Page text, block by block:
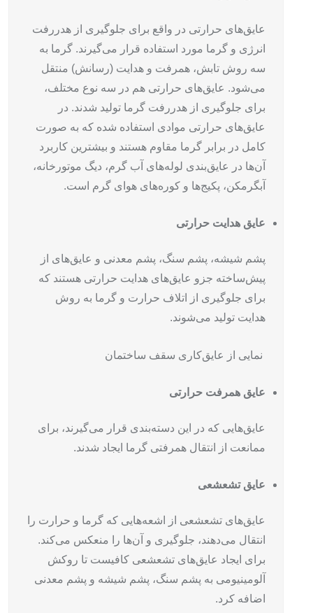
عایق‌های حرارتی در واقع برای جلوگیری از هدررفت
انرژی و گرما مورد استفاده قرار می‌گیرند. گرما به
سه روش تابش، همرفت و هدایت (رسانش) منتقل
می‌شود. عایق‌های حرارتی هم در سه نوع مختلف،
برای جلوگیری از هدررفت گرما تولید شدند. در
عایق‌های حرارتی موادی استفاده شده که به صورت
کامل در برابر گرما مقاوم هستند و بیشترین کاربرد
آن‌ها در عایق‌بندی لوله‌های آب گرم، دیگ موتورخانه،
آبگرمکن، پکیج‌ها و کوره‌های هوای گرم است.
عایق هدایت حرارتی
پشم شیشه، پشم سنگ، پشم معدنی و عایق‌های از
پیش‌ساخته جزو عایق‌های هدایت حرارتی هستند که
برای جلوگیری از اتلاف حرارت و گرما به روش
هدایت تولید می‌شوند.
نمایی از عایق‌کاری سقف ساختمان
عایق همرفت حرارتی
عایق‌هایی که در این دسته‌بندی قرار می‌گیرند، برای
ممانعت از انتقال همرفتی گرما ایجاد شدند.
عایق تشعشعی
عایق‌های تشعشعی از اشعه‌هایی که گرما و حرارت را
انتقال می‌دهند، جلوگیری و آن‌ها را منعکس می‌کند.
برای ایجاد عایق‌های تشعشعی کافیست تا روکش
آلومینیومی به پشم سنگ، پشم شیشه و پشم معدنی
اضافه کرد.